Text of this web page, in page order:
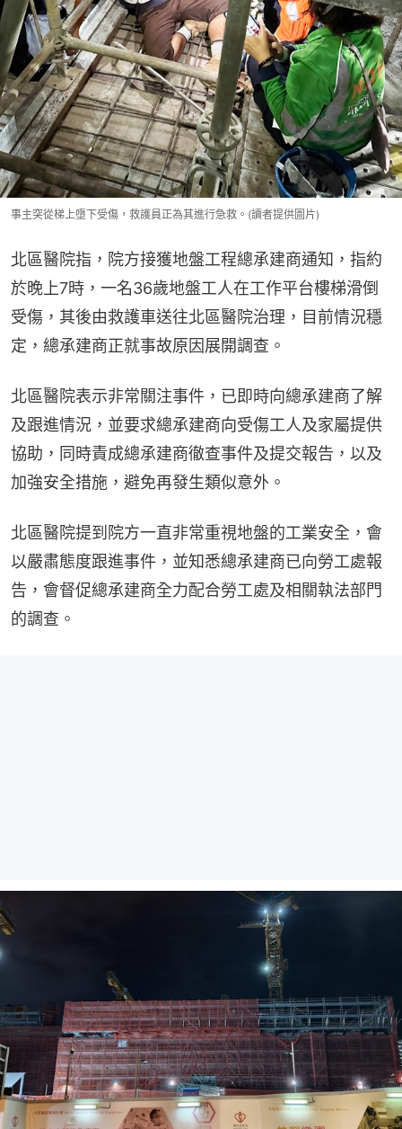
事主突從梯上墮下受傷，救護員正為其進行急救。(讀者提供圖片)
北區醫院指，院方接獲地盤工程總承建商通知，指約
於晚上7時，一名36歲地盤工人在工作平台樓梯滑倒
受傷，其後由救護車送往北區醫院治理，目前情況穩
定，總承建商正就事故原因展開調查。
北區醫院表示非常關注事件，已即時向總承建商了解
及跟進情況，並要求總承建商向受傷工人及家屬提供
協助，同時責成總承建商徹查事件及提交報告，以及
加強安全措施，避免再發生類似意外。
北區醫院提到院方一直非常重視地盤的工業安全，會
以嚴肅態度跟進事件，並知悉總承建商已向勞工處報
告，會督促總承建商全力配合勞工處及相關執法部門
的調查。